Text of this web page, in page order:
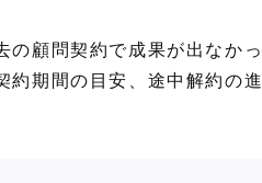
の顧問契約で成果が出なか
約期間の目安、途中解約の